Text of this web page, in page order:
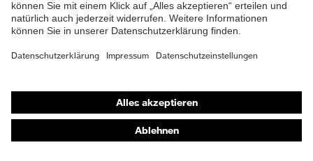
Online-Shop für B2B-Kunden
Online-Shop für Personaldienstleister